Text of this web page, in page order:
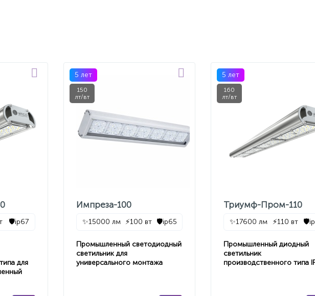
🛡️ip67
для
5 лет
150
лт/вт
Импреза-100
✨15000 лм ⚡100 вт 🛡️ip65
Промышленный светодиодный
светильник для
универсального монтажа
5 лет
160
лт/вт
Триумф-Пром-110
✨17600 лм ⚡110 вт 🛡️
Промышленный диодный
светильник
производственного типа